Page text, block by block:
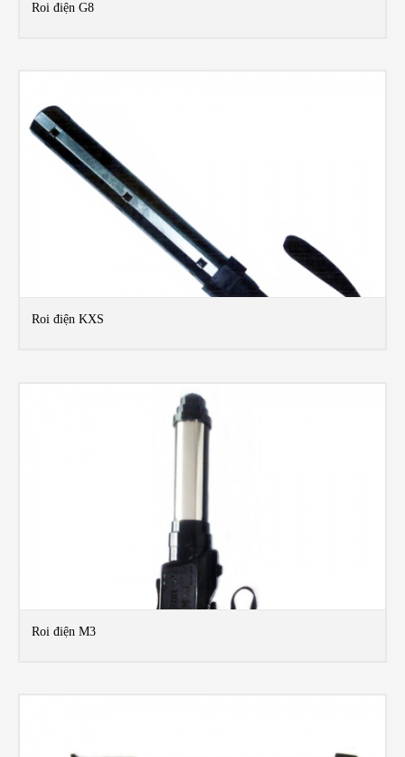
Roi điện G8
Roi điện KXS
Roi điện M3